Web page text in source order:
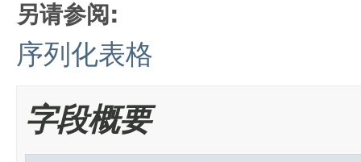
另请参阅:
序列化表格
字段概要